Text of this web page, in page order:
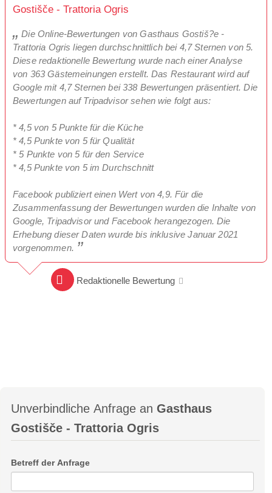
Gostišče - Trattoria Ogris
Die Online-Bewertungen von Gasthaus Gostiš?e -
Trattoria Ogris liegen durchschnittlich bei 4,7 Sternen von 5.
Diese redaktionelle Bewertung wurde nach einer Analyse
von 363 Gästemeinungen erstellt. Das Restaurant wird auf
Google mit 4,7 Sternen bei 338 Bewertungen präsentiert. Die
Bewertungen auf Tripadvisor sehen wie folgt aus:
* 4,5 von 5 Punkte für die Küche
* 4,5 Punkte von 5 für Qualität
* 5 Punkte von 5 für den Service
* 4,5 Punkte von 5 im Durchschnitt
Facebook publiziert einen Wert von 4,9. Für die
Zusammenfassung der Bewertungen wurden die Inhalte von
Google, Tripadvisor und Facebook herangezogen. Die
Erhebung dieser Daten wurde bis inklusive Januar 2021
vorgenommen.
Redaktionelle Bewertung
Unverbindliche Anfrage an Gasthaus
Gostišče - Trattoria Ogris
Betreff der Anfrage